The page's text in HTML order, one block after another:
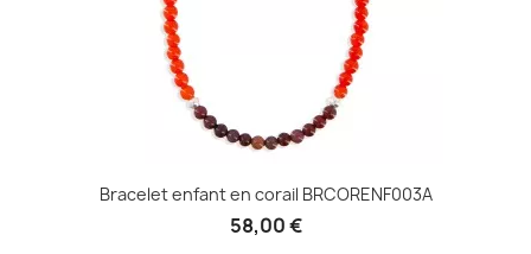
Bracelet enfant en corail BRCORENF003A
58,00 €